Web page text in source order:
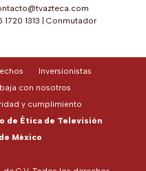
1720 1313
Conmutador
Inversionistas
con nosotros
y cumplimiento
de Ética de Televisión
México